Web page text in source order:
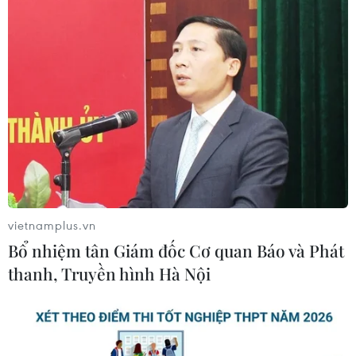
vài nơi, gió nhẹ. Trong cơn dông có khả năng
xảy ra tố, lốc, mưa đá và gió giật mạnh, độ ẩm
từ 60-96%. Nhiệt độ thấp nhất từ 23-26 độ C.
Thủ đô Hà Nội nhiều mây, đêm có mưa rào và
rải rác có dông; sau có mưa rào vài nơi, gió nhẹ.
Trong cơn dông có khả năng xảy ra gió giật
mạnh, độ ẩm từ 60 - 95%. Nhiệt độ thấp nhất từ
24 - 27 độ C.
Các tỉnh từ Thanh Hóa đến Thừa Thiên-Huế
mây thay đổi, đêm có mưa rào và dông vài nơi,
riêng phía Bắc có mưa rào và dông rải rác, gió
Tây Nam cấp 2-3. Trong cơn dông có khả năng
xảy ra tố, lốc, mưa đá và gió giật mạnh, độ ẩm
từ 58-95%. Nhiệt độ thấp nhất từ 24-27 độ C.
vietnamplus.vn
Bổ nhiệm tân Giám đốc Cơ quan Báo và Phát
thanh, Truyền hình Hà Nội